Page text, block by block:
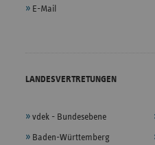
E-Mail
LANDESVERTRETUNGEN
vdek - Bundesebene
Baden-Württemberg